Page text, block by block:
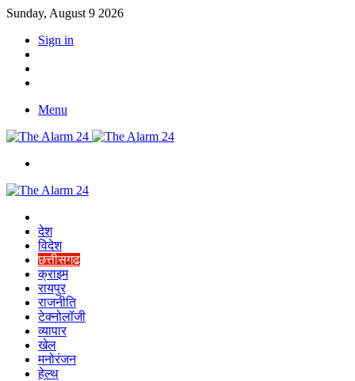
Sunday, August 9 2026
Sign in
Menu
देश
विदेश
छत्तीसगढ़
क्राइम
रायपुर
राजनीति
टेक्नोलॉजी
व्यापार
खेल
मनोरंजन
हेल्थ